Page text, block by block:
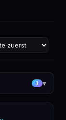
1 ▾